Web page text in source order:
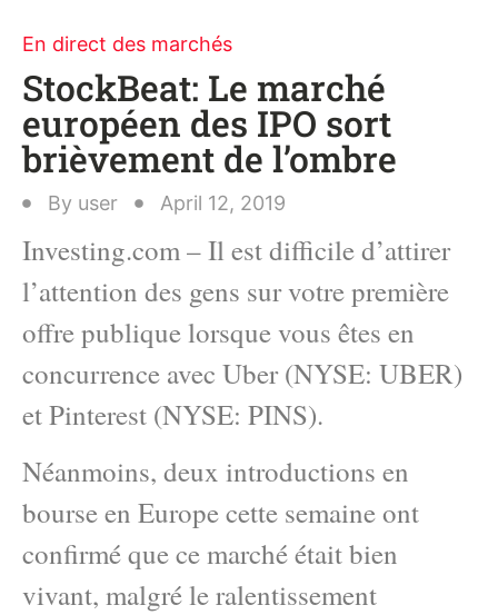
En direct des marchés
StockBeat: Le marché
européen des IPO sort
brièvement de l’ombre
By user April 12, 2019
Investing.com – Il est difficile d’attirer
l’attention des gens sur votre première
offre publique lorsque vous êtes en
concurrence avec Uber (NYSE: UBER)
et Pinterest (NYSE: PINS).
Néanmoins, deux introductions en
bourse en Europe cette semaine ont
confirmé que ce marché était bien
vivant, malgré le ralentissement